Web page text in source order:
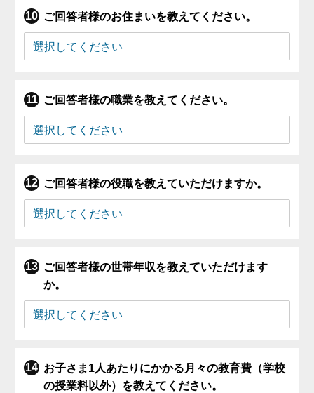
ご回答者様のお住まいを教えてください。
ご回答者様の職業を教えてください。
ご回答者様の役職を教えていただけますか。
ご回答者様の世帯年収を教えていただけます
か。
お子さま1人あたりにかかる月々の教育費（学校
の授業料以外）を教えてください。